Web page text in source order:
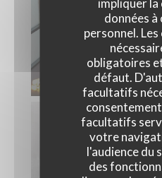
données
personnel.
obligatoires
défaut.
facultatifs
facultatifs
votre
l'audience du
des